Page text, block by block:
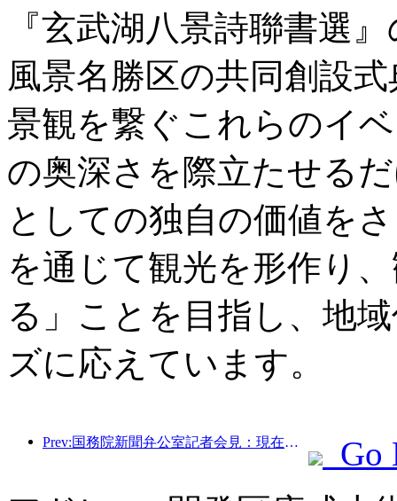
『玄武湖八景詩聯書選
風景名勝区の共同創設
景観を繋ぐこれらのイ
の奥深さを際立たせる
としての独自の価値を
を通じて観光を形作り
る」ことを目指し、地
ズに応えています。
Prev:国務院新聞弁公室記者会見：現在、我が国には自動運転観光サービスを提供できる国境港が28カ所あります
Go